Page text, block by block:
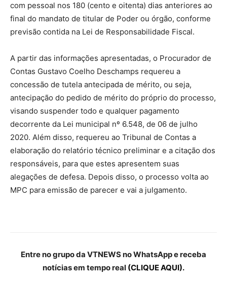
com pessoal nos 180 (cento e oitenta) dias anteriores ao
final do mandato de titular de Poder ou órgão, conforme
previsão contida na Lei de Responsabilidade Fiscal.
A partir das informações apresentadas, o Procurador de
Contas Gustavo Coelho Deschamps requereu a
concessão de tutela antecipada de mérito, ou seja,
antecipação do pedido de mérito do próprio do processo,
visando suspender todo e qualquer pagamento
decorrente da Lei municipal nº 6.548, de 06 de julho
2020. Além disso, requereu ao Tribunal de Contas a
elaboração do relatório técnico preliminar e a citação dos
responsáveis, para que estes apresentem suas
alegações de defesa. Depois disso, o processo volta ao
MPC para emissão de parecer e vai a julgamento.
Entre no grupo da VTNEWS no WhatsApp e receba
notícias em tempo real (CLIQUE AQUI).